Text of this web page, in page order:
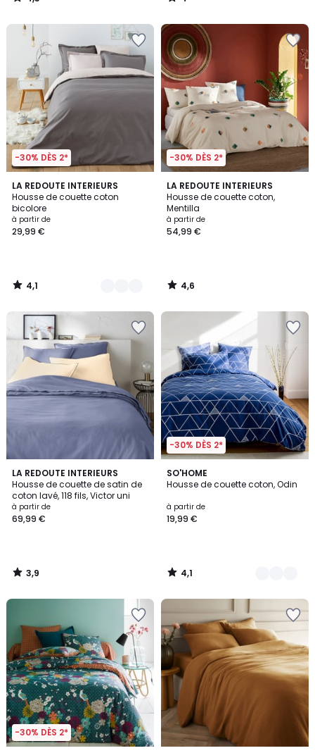
/
/
-30% DÈS 2*
LA REDOUTE INTERIEURS
Housse de couette coton
bicolore
à partir de
29,99 €
4,1
/ 5
5
Couleurs
4,1
/
-30% DÈS 2*
LA REDOUTE INTERIEURS
Housse de couette coton,
Mentilla
à partir de
54,99 €
4,6
/ 5
4,6
/
LA REDOUTE INTERIEURS
Housse de couette de satin de
coton lavé, 118 fils, Victor uni
à partir de
69,99 €
3,9
/ 5
3,9
/
-30% DÈS 2*
SO'HOME
Housse de couette coton, Odin
à partir de
19,99 €
4,1
/ 5
2
Couleurs
4,1
/
-30% DÈS 2*